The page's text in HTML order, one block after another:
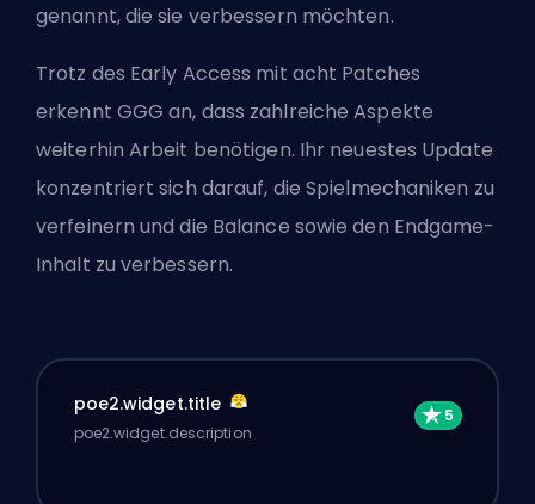
genannt, die sie verbessern möchten.
Trotz des Early Access mit acht Patches
erkennt GGG an, dass zahlreiche Aspekte
weiterhin Arbeit benötigen. Ihr neuestes Update
konzentriert sich darauf, die Spielmechaniken zu
verfeinern und die Balance sowie den Endgame-
Inhalt zu verbessern.
poe2.widget.title
poe2.widget.description